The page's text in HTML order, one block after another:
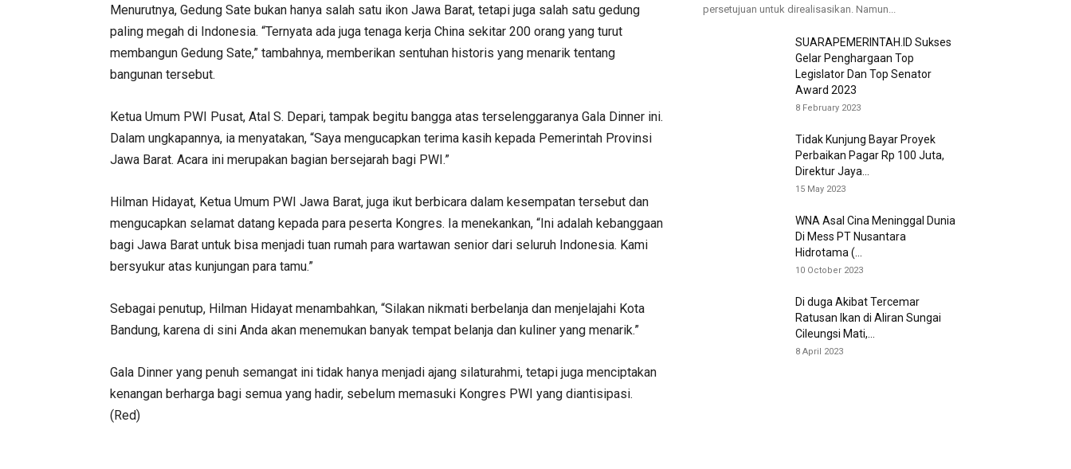
Menurutnya, Gedung Sate bukan hanya salah satu ikon Jawa Barat, tetapi juga salah satu gedung
paling megah di Indonesia. “Ternyata ada juga tenaga kerja China sekitar 200 orang yang turut
membangun Gedung Sate,” tambahnya, memberikan sentuhan historis yang menarik tentang
bangunan tersebut.
Ketua Umum PWI Pusat, Atal S. Depari, tampak begitu bangga atas terselenggaranya Gala Dinner ini.
Dalam ungkapannya, ia menyatakan, “Saya mengucapkan terima kasih kepada Pemerintah Provinsi
Jawa Barat. Acara ini merupakan bagian bersejarah bagi PWI.”
Hilman Hidayat, Ketua Umum PWI Jawa Barat, juga ikut berbicara dalam kesempatan tersebut dan
mengucapkan selamat datang kepada para peserta Kongres. Ia menekankan, “Ini adalah kebanggaan
bagi Jawa Barat untuk bisa menjadi tuan rumah para wartawan senior dari seluruh Indonesia. Kami
bersyukur atas kunjungan para tamu.”
Sebagai penutup, Hilman Hidayat menambahkan, “Silakan nikmati berbelanja dan menjelajahi Kota
Bandung, karena di sini Anda akan menemukan banyak tempat belanja dan kuliner yang menarik.”
Gala Dinner yang penuh semangat ini tidak hanya menjadi ajang silaturahmi, tetapi juga menciptakan
kenangan berharga bagi semua yang hadir, sebelum memasuki Kongres PWI yang diantisipasi.
(Red)
persetujuan untuk direalisasikan. Namun...
SUARAPEMERINTAH.ID Sukses
Gelar Penghargaan Top
Legislator Dan Top Senator
Award 2023
8 February 2023
Tidak Kunjung Bayar Proyek
Perbaikan Pagar Rp 100 Juta,
Direktur Jaya...
15 May 2023
WNA Asal Cina Meninggal Dunia
Di Mess PT Nusantara
Hidrotama (...
10 October 2023
Di duga Akibat Tercemar
Ratusan Ikan di Aliran Sungai
Cileungsi Mati,...
8 April 2023